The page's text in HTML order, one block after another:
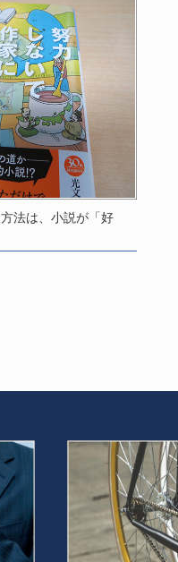
法は、小説が「好